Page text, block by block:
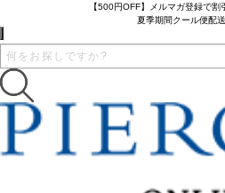
【500円OFF】メルマガ登録で割
夏季期間クール便配